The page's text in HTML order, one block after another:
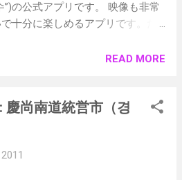
国B-Boyチーム“Extreme Crew（エ
ムクルー）”とは＞ 毎年ドイツで
年）で優勝した韓国を代表するブレ
屋公演の様子は→ こちら 。 ブレ
は人間の能力の限界を追求する
ほんとうに真面目です。ある意
”)の公式アプリです。 映像も非常
十分に楽しめるアプリです。た
負荷の問題でしょうか）ので改善
가수”の過去動画です。放送日の次
アップされます。 “ 나는 가수다 무
れているという話もあります。
READ MORE
慶尚南道統営市（경